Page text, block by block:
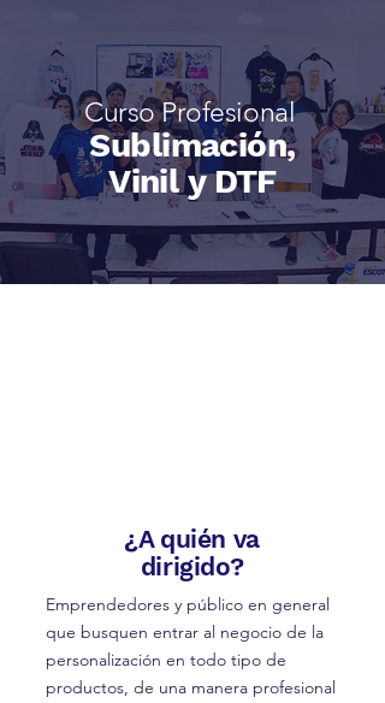
Curso Profesional
Sublimación,
Vinil y DTF
¿A quién va
dirigido?
Emprendedores y público en general
que busquen entrar al negocio de la
personalización en todo tipo de
productos, de una manera profesional